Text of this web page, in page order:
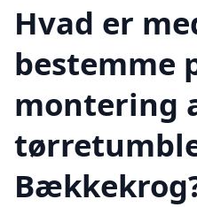
Hvad er
bestemme
montering